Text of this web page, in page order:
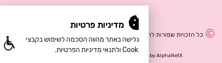
כל הזכויות שמורות להרמוסה – הלבשה תחתונה
Development byAlphaNetX
מדיניות פרטיות
הגלישה באתר מהווה הסכמה לשימוש בקבצי
Cookie ולתנאי מדיניות הפרטיות.